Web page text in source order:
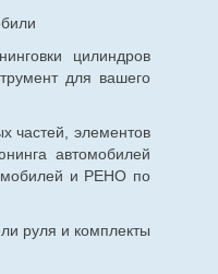
цилиндров
для вашего
частей, элементов
автомобилей
и РЕНО по
руля и комплекты